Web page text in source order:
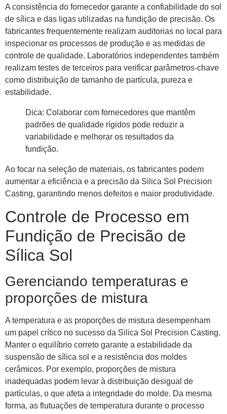
A consistência do fornecedor garante a confiabilidade do sol
de sílica e das ligas utilizadas na fundição de precisão. Os
fabricantes frequentemente realizam auditorias no local para
inspecionar os processos de produção e as medidas de
controle de qualidade. Laboratórios independentes também
realizam testes de terceiros para verificar parâmetros-chave
como distribuição de tamanho de partícula, pureza e
estabilidade.
Dica: Colaborar com fornecedores que mantêm
padrões de qualidade rígidos pode reduzir a
variabilidade e melhorar os resultados da
fundição.
Ao focar na seleção de materiais, os fabricantes podem
aumentar a eficiência e a precisão da Silica Sol Precision
Casting, garantindo menos defeitos e maior produtividade.
Controle de Processo em
Fundição de Precisão de
Sílica Sol
Gerenciando temperaturas e
proporções de mistura
A temperatura e as proporções de mistura desempenham
um papel crítico no sucesso da Silica Sol Precision Casting.
Manter o equilíbrio correto garante a estabilidade da
suspensão de sílica sol e a resistência dos moldes
cerâmicos. Por exemplo, proporções de mistura
inadequadas podem levar à distribuição desigual de
partículas, o que afeta a integridade do molde. Da mesma
forma, as flutuações de temperatura durante o processo